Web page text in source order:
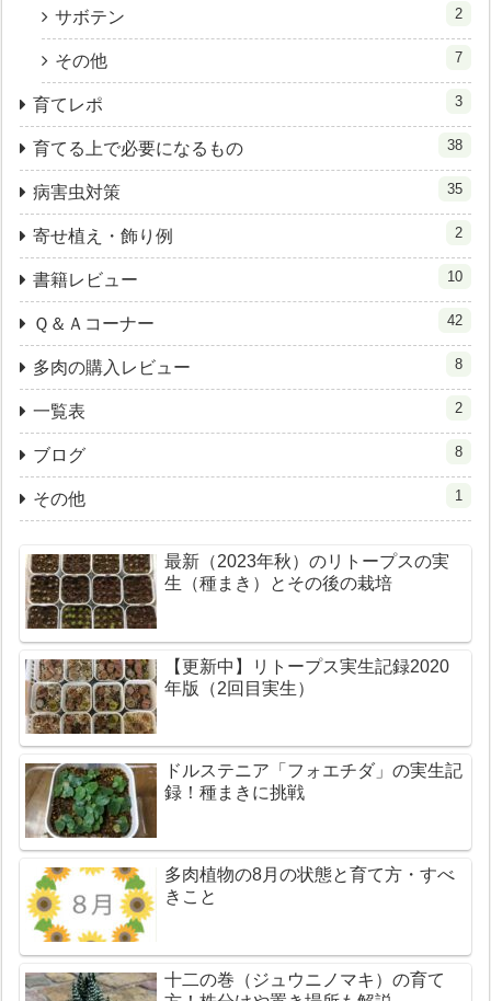
サボテン 2
その他 7
育てレポ 3
育てる上で必要になるもの 38
病害虫対策 35
寄せ植え・飾り例 2
書籍レビュー 10
Ｑ＆Ａコーナー 42
多肉の購入レビュー 8
一覧表 2
ブログ 8
その他 1
最新（2023年秋）のリトープスの実
生（種まき）とその後の栽培
【更新中】リトープス実生記録2020
年版（2回目実生）
ドルステニア「フォエチダ」の実生記
録！種まきに挑戦
多肉植物の8月の状態と育て方・すべ
きこと
十二の巻（ジュウニノマキ）の育て